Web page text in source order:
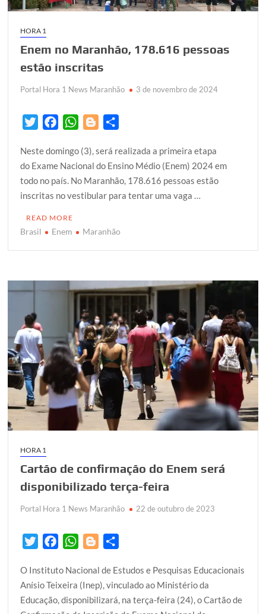
HORA 1
Enem no Maranhão, 178.616 pessoas
estão inscritas
Portal Hora 1 News Maranhão 3 de novembro de 2024
i
t
t
e
r
c
e
b
o
o
k
W
a
t
s
A
p
o
g
g
e
a
r
e
Neste domingo (3), será realizada a primeira etapa
do Exame Nacional do Ensino Médio (Enem) 2024 em
todo no país. No Maranhão, 178.616 pessoas estão
inscritas no vestibular para tentar uma vaga …
READ MORE
Brasil Enem Maranhão
HORA 1
Cartão de confirmação do Enem será
disponibilizado terça-feira
Portal Hora 1 News Maranhão 22 de outubro de 2023
i
t
t
c
e
b
W
a
t
s
o
g
g
a
r
e
O Instituto Nacional de Estudos e Pesquisas Educacionais
Anísio Teixeira (Inep), vinculado ao Ministério da
Educação, disponibilizará, na terça-feira (24), o Cartão de